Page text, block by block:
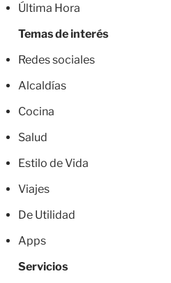
Última Hora
Temas de interés
Redes sociales
Alcaldías
Cocina
Salud
Estilo de Vida
Viajes
De Utilidad
Apps
Servicios